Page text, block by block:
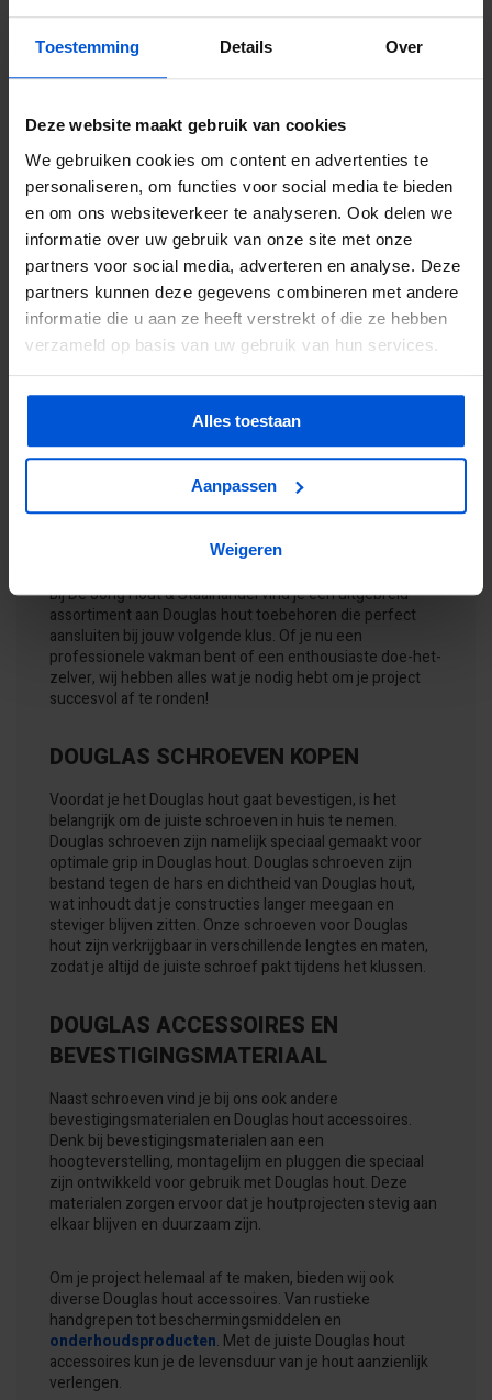
Toestemming Details Over
Deze website maakt gebruik van cookies
We gebruiken cookies om content en advertenties te
personaliseren, om functies voor social media te bieden
en om ons websiteverkeer te analyseren. Ook delen we
informatie over uw gebruik van onze site met onze
partners voor social media, adverteren en analyse. Deze
partners kunnen deze gegevens combineren met andere
informatie die u aan ze heeft verstrekt of die ze hebben
verzameld op basis van uw gebruik van hun services.
Alles toestaan
Aanpassen
Weigeren
Remmers - Ramen &
Deuren Houtlak 3in1 RAL
9016
Vanaf 19,95
Verkrijgbaar in 2
varianten
1 2 3
Bij De Jong Hout & Staalhandel vind je een uitgebreid
assortiment aan Douglas hout toebehoren die perfect
aansluiten bij jouw volgende klus. Of je nu een
professionele vakman bent of een enthousiaste doe-het-
zelver, wij hebben alles wat je nodig hebt om je project
succesvol af te ronden!
DOUGLAS SCHROEVEN KOPEN
Voordat je het Douglas hout gaat bevestigen, is het
belangrijk om de juiste schroeven in huis te nemen.
Douglas schroeven zijn namelijk speciaal gemaakt voor
optimale grip in Douglas hout. Douglas schroeven zijn
bestand tegen de hars en dichtheid van Douglas hout,
wat inhoudt dat je constructies langer meegaan en
steviger blijven zitten. Onze schroeven voor Douglas
hout zijn verkrijgbaar in verschillende lengtes en maten,
zodat je altijd de juiste schroef pakt tijdens het klussen.
DOUGLAS ACCESSOIRES EN
BEVESTIGINGSMATERIAAL
Naast schroeven vind je bij ons ook andere
bevestigingsmaterialen en Douglas hout accessoires.
Denk bij bevestigingsmaterialen aan een
hoogteverstelling, montagelijm en pluggen die speciaal
zijn ontwikkeld voor gebruik met Douglas hout. Deze
materialen zorgen ervoor dat je houtprojecten stevig aan
elkaar blijven en duurzaam zijn.
Om je project helemaal af te maken, bieden wij ook
diverse Douglas hout accessoires. Van rustieke
handgrepen tot beschermingsmiddelen en
onderhoudsproducten. Met de juiste Douglas hout
accessoires kun je de levensduur van je hout aanzienlijk
verlengen.